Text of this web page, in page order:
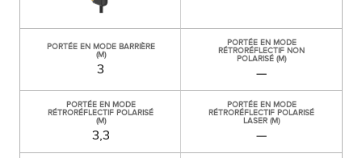
PORTÉE EN MODE BARRIÈRE
(M)
3
PORTÉE EN MODE
RÉTRORÉFLECTIF NON
POLARISÉ (M)
—
PORTÉE EN MODE
RÉTRORÉFLECTIF POLARISÉ
(M)
3,3
PORTÉE EN MODE
RÉTRORÉFLECTIF POLARISÉ
LASER (M)
—